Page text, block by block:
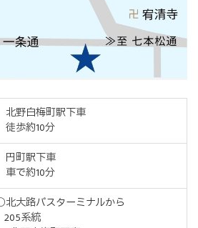
北野白梅町駅下車
徒歩約10分
円町駅下車
車で約10分
大路バスターミナルから
205系統